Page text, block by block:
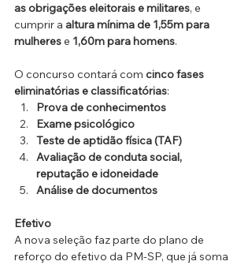
as obrigações eleitorais e militares, e
cumprir a altura mínima de 1,55m para
mulheres e 1,60m para homens.
O concurso contará com cinco fases
eliminatórias e classificatórias:
Prova de conhecimentos
Exame psicológico
Teste de aptidão física (TAF)
Avaliação de conduta social,
reputação e idoneidade
Análise de documentos
Efetivo
A nova seleção faz parte do plano de
reforço do efetivo da PM-SP, que já soma